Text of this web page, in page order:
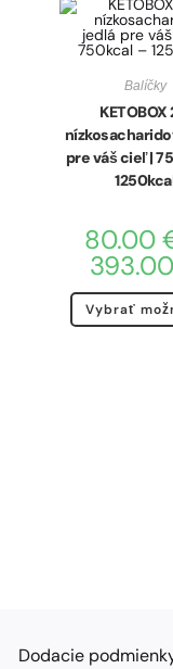
Balíčky
KETOBOX
pre váš cieľ |
80.00
393.00
Vybrať
Dodacie